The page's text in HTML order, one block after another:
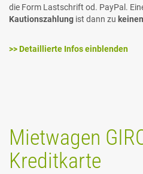
die Form Lastschrift od. PayPal.
Kautionszahlung ist dann zu
>> Detaillierte Infos einblenden
Mietwagen
Kreditkarte